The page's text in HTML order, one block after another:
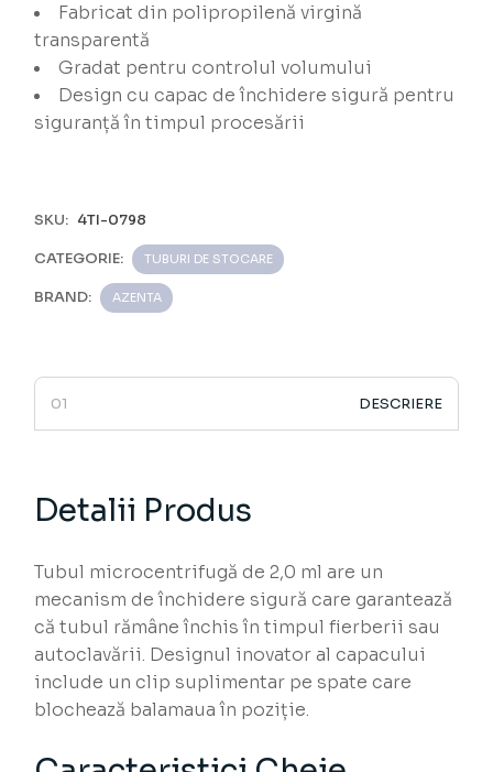
Fabricat din polipropilenă virgină
transparentă
Gradat pentru controlul volumului
Design cu capac de închidere sigură pentru
siguranță în timpul procesării
SKU: 4TI-0798
CATEGORIE: TUBURI DE STOCARE
BRAND: AZENTA
DESCRIERE
Detalii Produs
Tubul microcentrifugă de 2,0 ml are un
mecanism de închidere sigură care garantează
că tubul rămâne închis în timpul fierberii sau
autoclavării. Designul inovator al capacului
include un clip suplimentar pe spate care
blochează balamaua în poziție.